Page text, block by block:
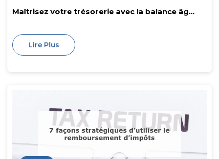
Maîtrisez votre trésorerie avec la balance âg...
Lire Plus